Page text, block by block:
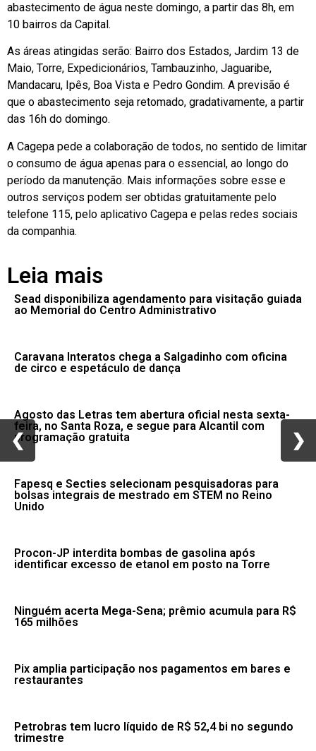
abastecimento de água neste domingo, a partir das 8h, em
10 bairros da Capital.
As áreas atingidas serão: Bairro dos Estados, Jardim 13 de
Maio, Torre, Expedicionários, Tambauzinho, Jaguaribe,
Mandacaru, Ipês, Boa Vista e Pedro Gondim. A previsão é
que o abastecimento seja retomado, gradativamente, a partir
das 16h do domingo.
A Cagepa pede a colaboração de todos, no sentido de limitar
o consumo de água apenas para o essencial, ao longo do
período da manutenção. Mais informações sobre esse e
outros serviços podem ser obtidas gratuitamente pelo
telefone 115, pelo aplicativo Cagepa e pelas redes sociais
da companhia.
Leia mais
Sead disponibiliza agendamento para visitação guiada
ao Memorial do Centro Administrativo
Caravana Interatos chega a Salgadinho com oficina
de circo e espetáculo de dança
Agosto das Letras tem abertura oficial nesta sexta-
feira, no Santa Roza, e segue para Alcantil com
programação gratuita
Fapesq e Secties selecionam pesquisadoras para
bolsas integrais de mestrado em STEM no Reino
Unido
Procon-JP interdita bombas de gasolina após
identificar excesso de etanol em posto na Torre
Ninguém acerta Mega-Sena; prêmio acumula para R$
165 milhões
Pix amplia participação nos pagamentos em bares e
restaurantes
Petrobras tem lucro líquido de R$ 52,4 bi no segundo
trimestre
❮ ❯
❮ ❯